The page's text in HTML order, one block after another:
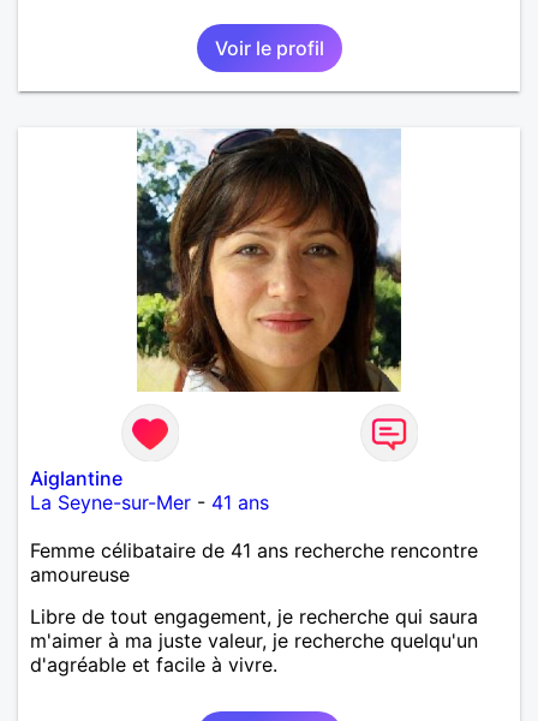
Voir le profil
Aiglantine
La Seyne-sur-Mer - 41 ans
Femme célibataire de 41 ans recherche rencontre
amoureuse
Libre de tout engagement, je recherche qui saura
m'aimer à ma juste valeur, je recherche quelqu'un
d'agréable et facile à vivre.